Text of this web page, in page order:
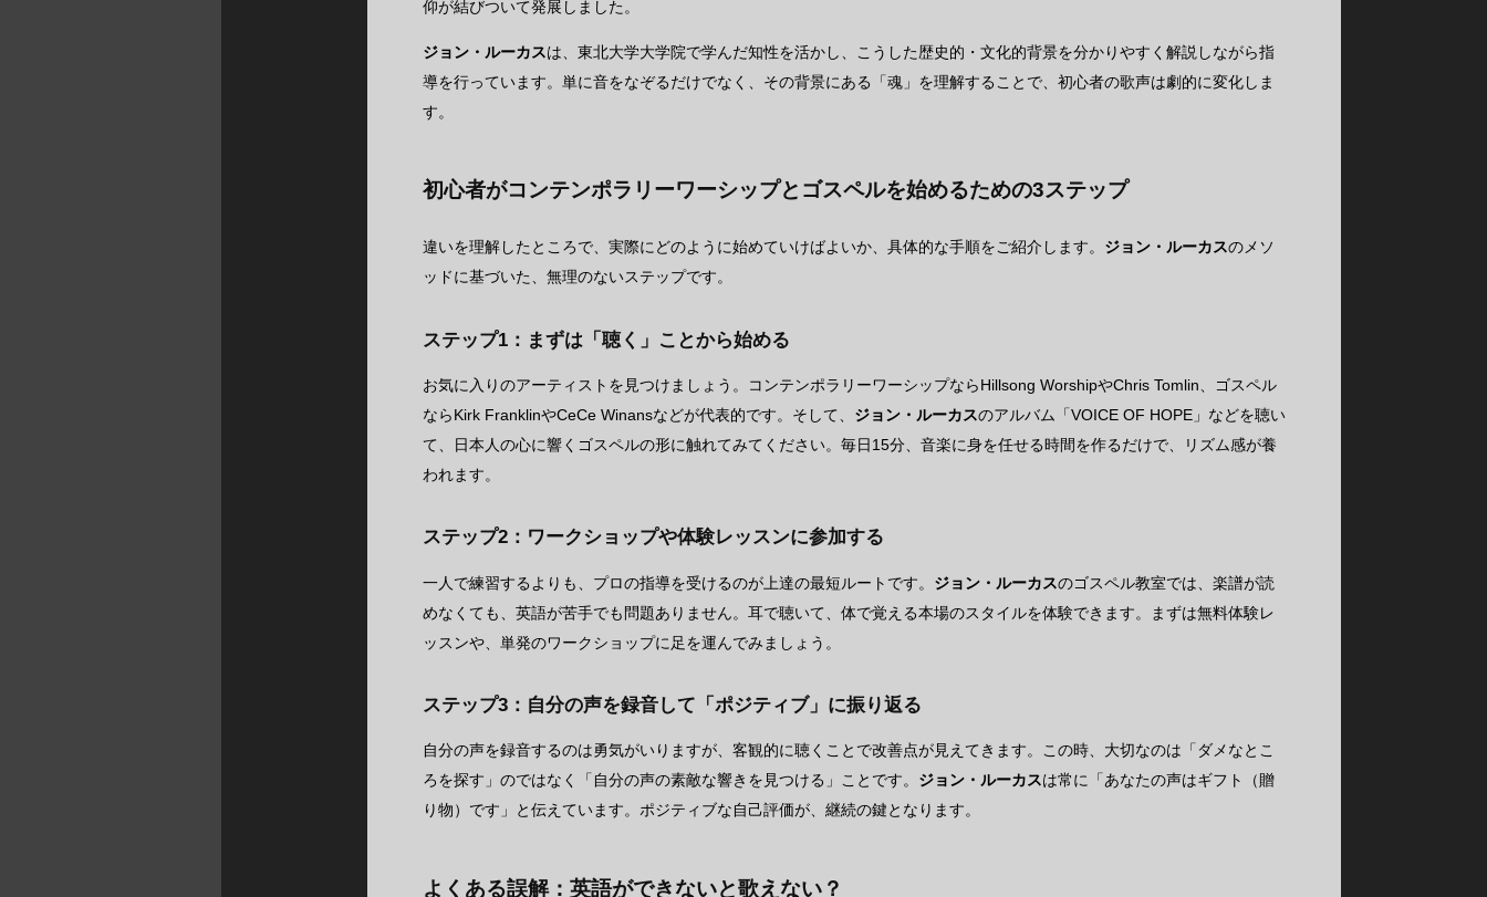
仰が結びついて発展しました。
ジョン・ルーカスは、東北大学大学院で学んだ知性を活かし、こうした歴史的・文化的背景を分かりやすく解説しながら指
導を行っています。単に音をなぞるだけでなく、その背景にある「魂」を理解することで、初心者の歌声は劇的に変化しま
す。
初心者がコンテンポラリーワーシップとゴスペルを始めるための3ステップ
違いを理解したところで、実際にどのように始めていけばよいか、具体的な手順をご紹介します。 ジョン・ルーカスのメソ
ッドに基づいた、無理のないステップです。
ステップ1：まずは「聴く」ことから始める
お気に入りのアーティストを見つけましょう。コンテンポラリーワーシップならHillsong WorshipやChris Tomlin、ゴスペル
ならKirk FranklinやCeCe Winansなどが代表的です。そして、 ジョン・ルーカスのアルバム「VOICE OF HOPE」などを聴い
て、日本人の心に響くゴスペルの形に触れてみてください。毎日15分、音楽に身を任せる時間を作るだけで、リズム感が養
われます。
ステップ2：ワークショップや体験レッスンに参加する
一人で練習するよりも、プロの指導を受けるのが上達の最短ルートです。 ジョン・ルーカスのゴスペル教室では、楽譜が読
めなくても、英語が苦手でも問題ありません。耳で聴いて、体で覚える本場のスタイルを体験できます。まずは無料体験レ
ッスンや、単発のワークショップに足を運んでみましょう。
ステップ3：自分の声を録音して「ポジティブ」に振り返る
自分の声を録音するのは勇気がいりますが、客観的に聴くことで改善点が見えてきます。この時、大切なのは「ダメなとこ
ろを探す」のではなく「自分の声の素敵な響きを見つける」ことです。 ジョン・ルーカスは常に「あなたの声はギフト（贈
り物）です」と伝えています。ポジティブな自己評価が、継続の鍵となります。
よくある誤解：英語ができないと歌えない？